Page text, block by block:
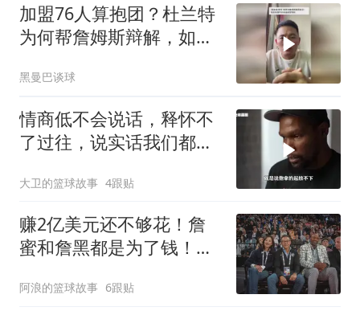
加盟76人算抱团？杜兰特
为何帮詹姆斯辩解，如何
黑曼巴谈球
情商低不会说话，释怀不
了过往，说实话我们都高
大卫的篮球故事 4跟贴
赚2亿美元还不够花！詹
蜜和詹黑都是为了钱！只
阿浪的篮球故事 6跟贴